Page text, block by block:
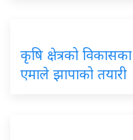
कृषि क्षेत्रको
एमाले झापाको तयारी